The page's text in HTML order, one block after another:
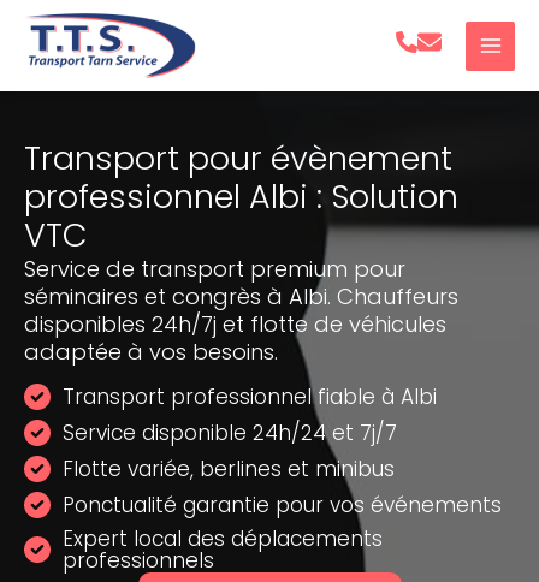
Aller
Transport pour évènement
professionnel Albi : Solution
VTC
Service de transport premium pour
séminaires et congrès à Albi. Chauffeurs
disponibles 24h/7j et flotte de véhicules
adaptée à vos besoins.
Transport professionnel fiable à Albi
Service disponible 24h/24 et 7j/7
Flotte variée, berlines et minibus
Ponctualité garantie pour vos événements
Expert local des déplacements
professionnels